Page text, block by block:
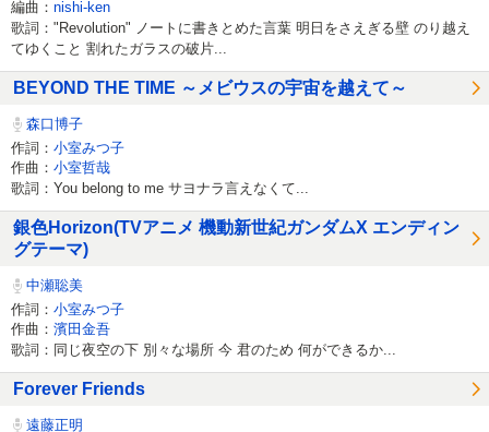
編曲： nishi-ken
歌詞："Revolution" ノートに書きとめた言葉 明日をさえぎる壁 のり越え
てゆくこと 割れたガラスの破片...
BEYOND THE TIME ～メビウスの宇宙を越えて～
森口博子
作詞： 小室みつ子
作曲： 小室哲哉
歌詞：You belong to me サヨナラ言えなくて...
銀色Horizon(TVアニメ 機動新世紀ガンダムX エンディン
グテーマ)
中瀬聡美
作詞： 小室みつ子
作曲： 濱田金吾
歌詞：同じ夜空の下 別々な場所 今 君のため 何ができるか...
Forever Friends
遠藤正明